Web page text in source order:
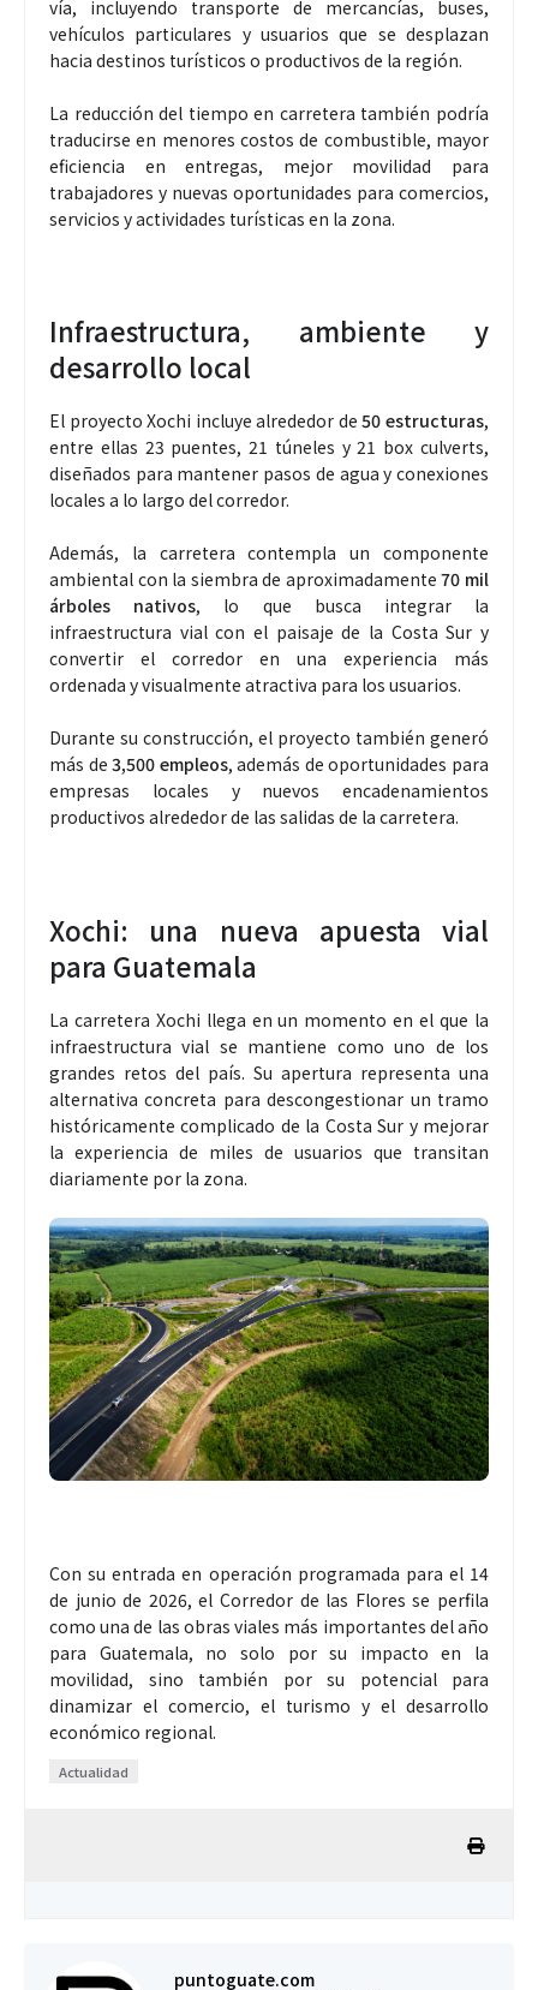
vía, incluyendo transporte de mercancías, buses,
vehículos particulares y usuarios que se desplazan
hacia destinos turísticos o productivos de la región.
La reducción del tiempo en carretera también podría
traducirse en menores costos de combustible, mayor
eficiencia en entregas, mejor movilidad para
trabajadores y nuevas oportunidades para comercios,
servicios y actividades turísticas en la zona.
Infraestructura, ambiente y
desarrollo local
El proyecto Xochi incluye alrededor de50 estructuras,
entre ellas 23 puentes, 21 túneles y 21 box culverts,
diseñados para mantener pasos de agua y conexiones
locales a lo largo del corredor.
Además, la carretera contempla un componente
ambiental con la siembra de aproximadamente70 mil
árboles nativos, lo que busca integrar la
infraestructura vial con el paisaje de la Costa Sur y
convertir el corredor en una experiencia más
ordenada y visualmente atractiva para los usuarios.
Durante su construcción, el proyecto también generó
más de3,500 empleos, además de oportunidades para
empresas locales y nuevos encadenamientos
productivos alrededor de las salidas de la carretera.
Xochi: una nueva apuesta vial
para Guatemala
La carretera Xochi llega en un momento en el que la
infraestructura vial se mantiene como uno de los
grandes retos del país. Su apertura representa una
alternativa concreta para descongestionar un tramo
históricamente complicado de la Costa Sur y mejorar
la experiencia de miles de usuarios que transitan
diariamente por la zona.
Con su entrada en operación programada para el 14
de junio de 2026, el Corredor de las Flores se perfila
como una de las obras viales más importantes del año
para Guatemala, no solo por su impacto en la
movilidad, sino también por su potencial para
dinamizar el comercio, el turismo y el desarrollo
económico regional.
Actualidad
puntoguate.com